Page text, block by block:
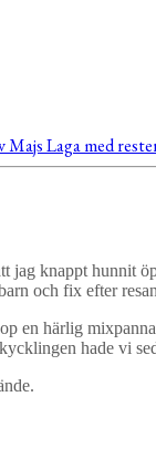
MajsLaga med
jag knappt
och fix efter
en härlig
hade vi